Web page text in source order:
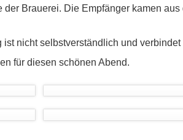
Brauerei. Die Empfänger kamen
ist nicht selbstverständlich und
für diesen schönen Abend.